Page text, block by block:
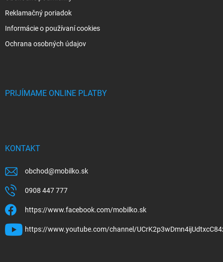
Reklamačný poriadok
Informácie o používaní cookies
Ochrana osobných údajov
PRIJÍMAME ONLINE PLATBY
KONTAKT
obchod@mobilko.sk
0908 447 777
https://www.facebook.com/mobilko.sk
https://www.youtube.com/channel/